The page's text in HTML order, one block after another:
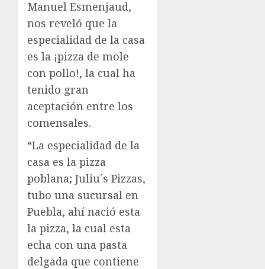
Manuel Esmenjaud,
nos reveló que la
especialidad de la casa
es la ¡pizza de mole
con pollo!, la cual ha
tenido gran
aceptación entre los
comensales.
“La especialidad de la
casa es la pizza
poblana; Juliu´s Pizzas,
tubo una sucursal en
Puebla, ahí nació esta
la pizza, la cual esta
echa con una pasta
delgada que contiene